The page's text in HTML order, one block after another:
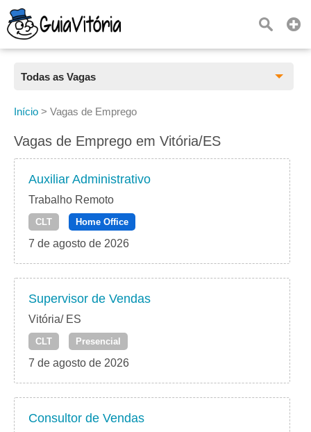
Todas as Vagas
Todas as Vagas
CLT
Freelancer
PJ
Início > Vagas de Emprego
Vagas de Emprego em Vitória/ES
Auxiliar Administrativo
Trabalho Remoto
CLT Home Office
7 de agosto de 2026
Supervisor de Vendas
Vitória/ ES
CLT Presencial
7 de agosto de 2026
Consultor de Vendas